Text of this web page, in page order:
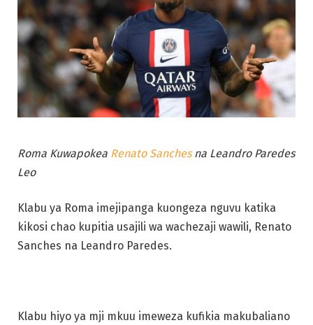
Roma Kuwapokea Renato Sanchesna Leandro Paredes
Leo
Klabu ya Roma imejipanga kuongeza nguvu katika
kikosi chao kupitia usajili wa wachezaji wawili, Renato
Sanches na Leandro Paredes.
Klabu hiyo ya mji mkuu imeweza kufikia makubaliano